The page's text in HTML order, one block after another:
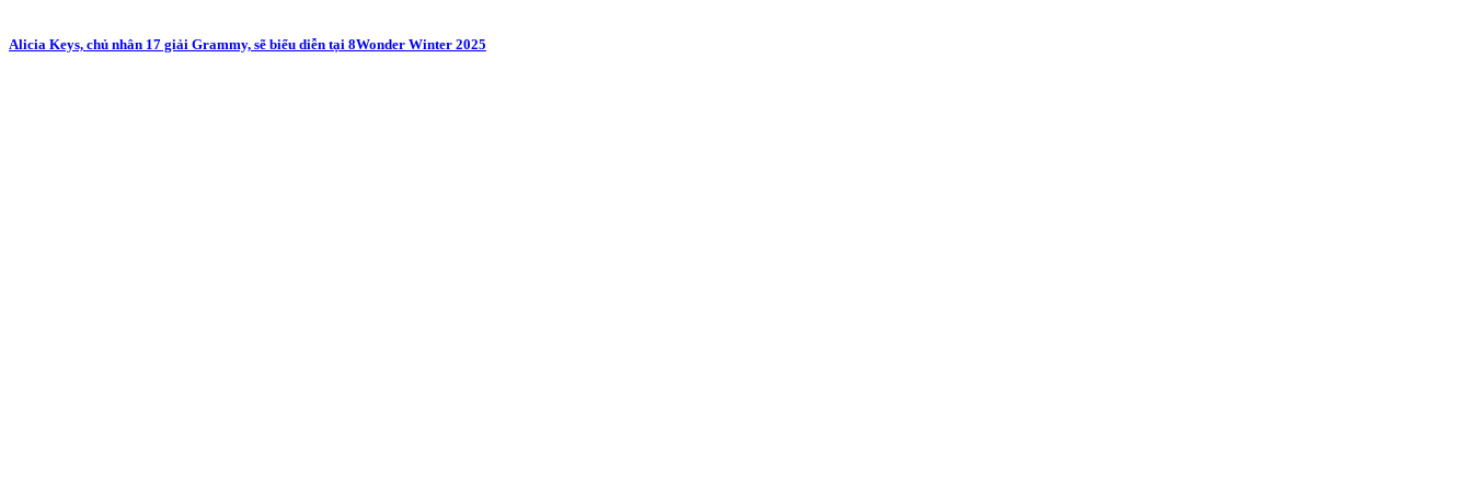
Alicia Keys, chủ nhân 17 giải Grammy, sẽ biểu diễn tại 8Wonder Winter 2025